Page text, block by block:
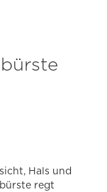
Hals und
regt